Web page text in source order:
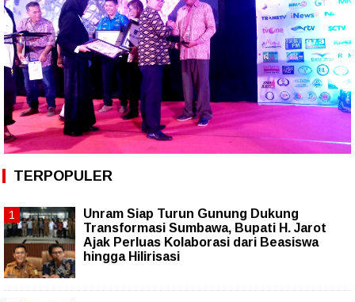
TERPOPULER
Unram Siap Turun Gunung Dukung
Transformasi Sumbawa, Bupati H. Jarot
Ajak Perluas Kolaborasi dari Beasiswa
hingga Hilirisasi